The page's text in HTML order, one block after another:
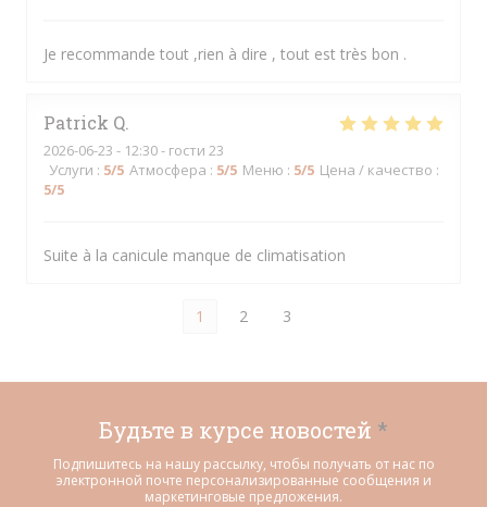
Je recommande tout ,rien à dire , tout est très bon .
Patrick Q
2026-06-23 - 12:30 - гости 23
Услуги : 5/5 Атмосфера : 5/5 Меню : 5/5 Цена / качество :
5/5
Suite à la canicule manque de climatisation
1 2 3
Будьте в курсе новостей *
Подпишитесь на нашу рассылку, чтобы получать от нас по
электронной почте персонализированные сообщения и
маркетинговые предложения.